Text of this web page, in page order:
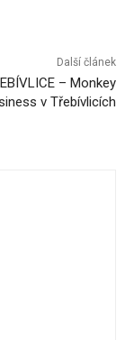
Další článek
– Monkey
v Třebívlicích